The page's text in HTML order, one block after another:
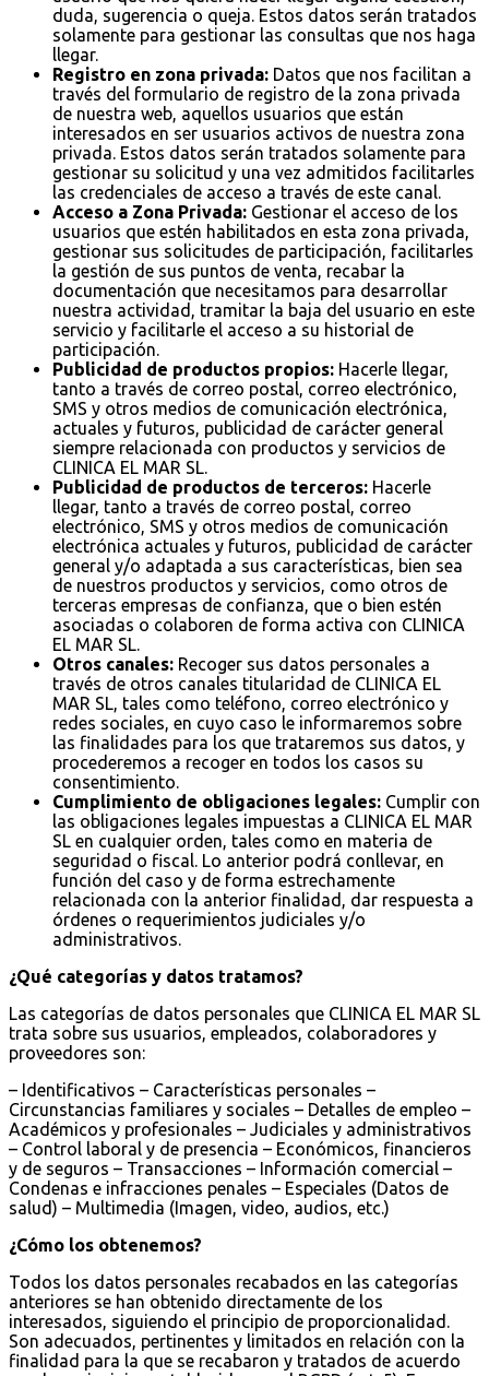
duda, sugerencia o queja. Estos datos serán tratados
solamente para gestionar las consultas que nos haga
llegar.
Registro en zona privada: Datos que nos facilitan a
través del formulario de registro de la zona privada
de nuestra web, aquellos usuarios que están
interesados en ser usuarios activos de nuestra zona
privada. Estos datos serán tratados solamente para
gestionar su solicitud y una vez admitidos facilitarles
las credenciales de acceso a través de este canal.
Acceso a Zona Privada: Gestionar el acceso de los
usuarios que estén habilitados en esta zona privada,
gestionar sus solicitudes de participación, facilitarles
la gestión de sus puntos de venta, recabar la
documentación que necesitamos para desarrollar
nuestra actividad, tramitar la baja del usuario en este
servicio y facilitarle el acceso a su historial de
participación.
Publicidad de productos propios: Hacerle llegar,
tanto a través de correo postal, correo electrónico,
SMS y otros medios de comunicación electrónica,
actuales y futuros, publicidad de carácter general
siempre relacionada con productos y servicios de
CLINICA EL MAR SL.
Publicidad de productos de terceros: Hacerle
llegar, tanto a través de correo postal, correo
electrónico, SMS y otros medios de comunicación
electrónica actuales y futuros, publicidad de carácter
general y/o adaptada a sus características, bien sea
de nuestros productos y servicios, como otros de
terceras empresas de confianza, que o bien estén
asociadas o colaboren de forma activa con CLINICA
EL MAR SL.
Otros canales: Recoger sus datos personales a
través de otros canales titularidad de CLINICA EL
MAR SL, tales como teléfono, correo electrónico y
redes sociales, en cuyo caso le informaremos sobre
las finalidades para los que trataremos sus datos, y
procederemos a recoger en todos los casos su
consentimiento.
Cumplimiento de obligaciones legales: Cumplir con
las obligaciones legales impuestas a CLINICA EL MAR
SL en cualquier orden, tales como en materia de
seguridad o fiscal. Lo anterior podrá conllevar, en
función del caso y de forma estrechamente
relacionada con la anterior finalidad, dar respuesta a
órdenes o requerimientos judiciales y/o
administrativos.
¿Qué categorías y datos tratamos?
Las categorías de datos personales que CLINICA EL MAR SL
trata sobre sus usuarios, empleados, colaboradores y
proveedores son:
– Identificativos – Características personales –
Circunstancias familiares y sociales – Detalles de empleo –
Académicos y profesionales – Judiciales y administrativos
– Control laboral y de presencia – Económicos, financieros
y de seguros – Transacciones – Información comercial –
Condenas e infracciones penales – Especiales (Datos de
salud) – Multimedia (Imagen, video, audios, etc.)
¿Cómo los obtenemos?
Todos los datos personales recabados en las categorías
anteriores se han obtenido directamente de los
interesados, siguiendo el principio de proporcionalidad.
Son adecuados, pertinentes y limitados en relación con la
finalidad para la que se recabaron y tratados de acuerdo